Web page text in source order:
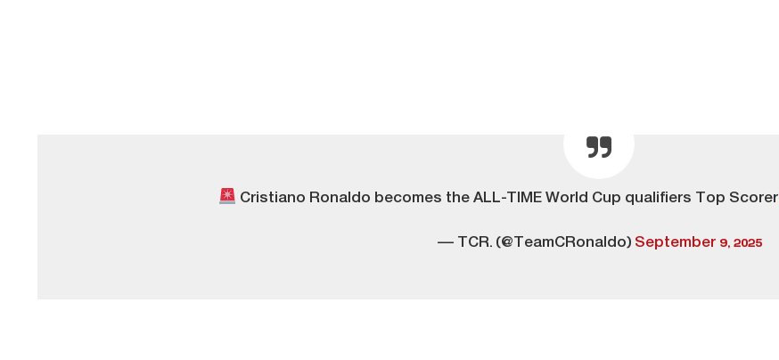
Cristiano Ronaldo becomes the ALL-TIME World Cup qualifiers Top Scorer
— TCR. (@TeamCRonaldo) September 9, 2025